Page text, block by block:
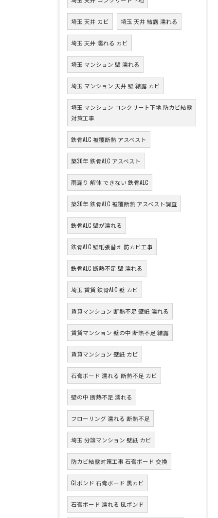
埼玉 天井 カビ 埼玉 天井 結露 濡れる
埼玉 天井 濡れる カビ
埼玉 マンション 壁 濡れる
埼玉 マンション 天井 壁 結露 カビ
埼玉 マンション コンクリート下地 防カビ結露
対策工事
鉄骨ALC 被覆断熱 アスベスト
築30年 鉄骨ALC アスベスト
雨漏り 解体 できない 鉄骨ALC
築30年 鉄骨ALC 被覆断熱 アスベスト調査
鉄骨ALC 壁が濡れる
鉄骨ALC 壁紙張替え 防カビ工事
鉄骨ALC 断熱不足 壁 濡れる
埼玉 賃貸 鉄骨ALC 壁 カビ
賃貸マンション 断熱不足 壁紙 濡れる
賃貸マンション 壁の中 断熱不足 結露
賃貸マンション 壁紙 カビ
石膏ボード 濡れる 断熱不足 カビ
壁の中 断熱不足 濡れる
フローリング 濡れる 断熱不足
埼玉 分譲マンション 壁紙 カビ
防カビ結露対策工事 石膏ボード 交換
GLボンド 石膏ボード 黒カビ
石膏ボード 濡れる GLボンド